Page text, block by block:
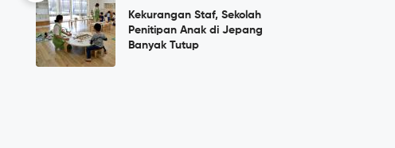
Kekurangan Staf, Sekolah
Penitipan Anak di Jepang
Banyak Tutup